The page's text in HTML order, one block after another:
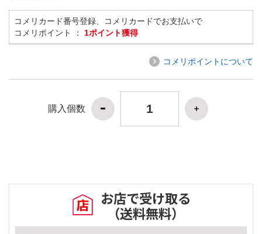
コメリカード番号登録、コメリカードでお支払いで
コメリポイント ： 1ポイント獲得
コメリポイントについて
購入個数
お店で受け取る
（送料無料）